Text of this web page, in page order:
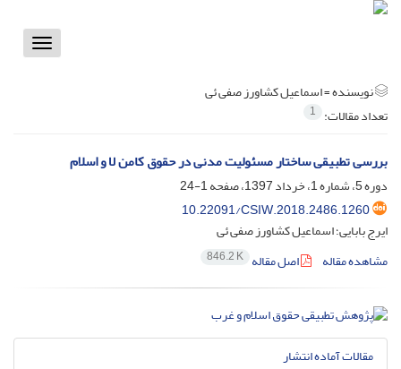
Toggle
نویسنده =اسماعیل کشاورز صفی ئی
تعداد مقالات: 1
بررسی تطبیقی ساختار مسئولیت مدنی در حقوق کامن لا و اسلام
دوره 5، شماره 1، خرداد 1397، صفحه
1-24
10.22091/CSIW.2018.2486.1260
ایرج بابایی؛ اسماعیل کشاورز صفی ئی
مشاهده مقاله
اصل مقاله 846.2 K
مقالات آماده انتشار